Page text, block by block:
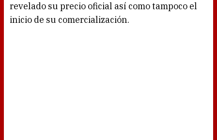
revelado su precio oficial así como tampoco el
inicio de su comercialización.